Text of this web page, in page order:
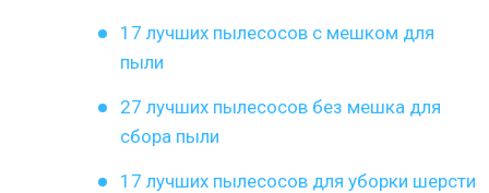
17 лучших пылесосов с мешком для
пыли
27 лучших пылесосов без мешка для
сбора пыли
17 лучших пылесосов для уборки шерсти